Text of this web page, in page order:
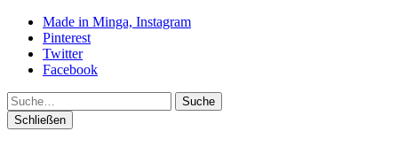
Made in Minga, Instagram
Pinterest
Twitter
Facebook
Suche
Schließen